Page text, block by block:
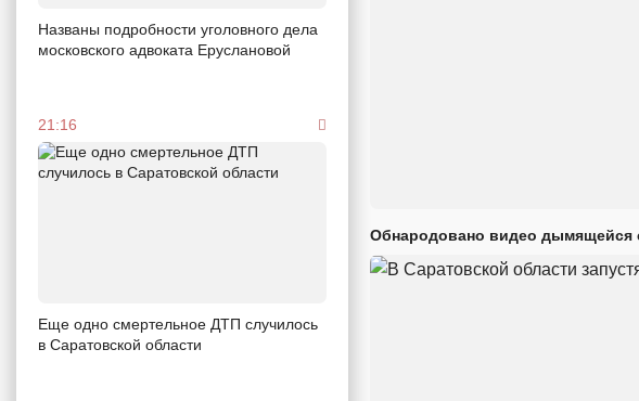
Названы подробности уголовного дела
московского адвоката Еруслановой
21:16
Еще одно смертельное ДТП случилось
в Саратовской области
Обнародовано видео дымящейся